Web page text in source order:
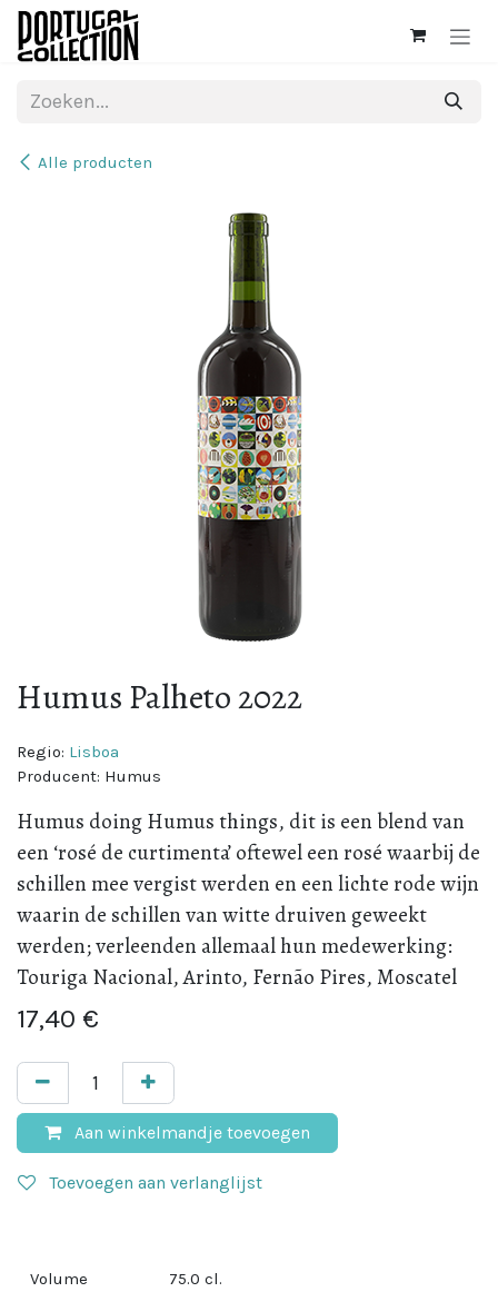
Overslaan naar inhoud
Alle producten
Humus Palheto 2022
Regio: Lisboa
Producent: Humus
Humus doing Humus things, dit is een blend van
een ‘rosé de curtimenta’ oftewel een rosé waarbij de
schillen mee vergist werden en een lichte rode wijn
waarin de schillen van witte druiven geweekt
werden; verleenden allemaal hun medewerking:
Touriga Nacional, Arinto, Fernão Pires, Moscatel
17,40 €
Aan winkelmandje toevoegen
Toevoegen aan verlanglijst
Volume 75.0 cl.